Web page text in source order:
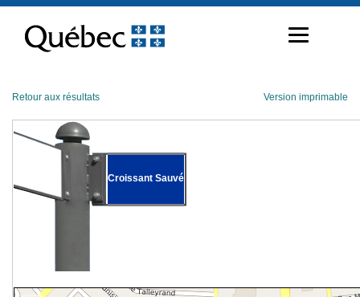
contenu
Retour aux résultats Version imprimable
Croissant Sauvé